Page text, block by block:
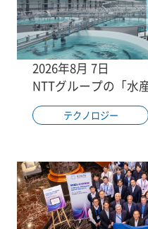
2026年8月 7日
NTTグループの「水
テクノロジー